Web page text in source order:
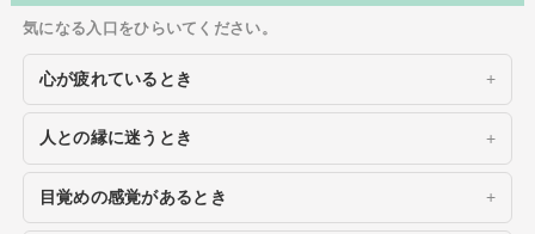
気になる入口をひらいてください。
心が疲れているとき
人との縁に迷うとき
目覚めの感覚があるとき